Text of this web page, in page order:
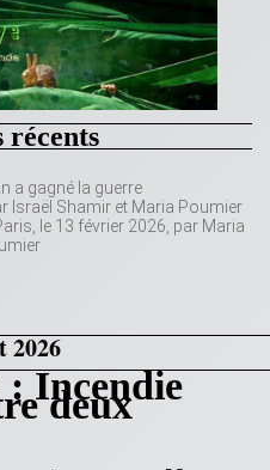
a gagné la guerre
Israël Shamir et Maria Poumier
le 13 février 2026, par Maria
2026
: Incendie
deux